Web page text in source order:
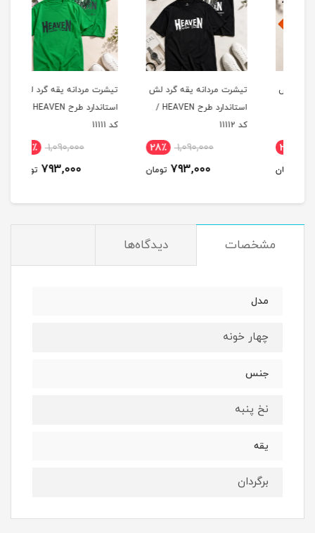
تیشرت مردانه یقه گرد لش
استاندارد طرح HEAVEN /
1,090,000 28٪
793,000 تومان
تیشرت مردانه یقه گرد لش
استاندارد طرح HEAVEN /
1,090,000 28٪
793,000 تومان
مشخصات دیدگاه‌ها
مدل
چهار خونه
جنس
نخ پنبه
یقه
برگردان